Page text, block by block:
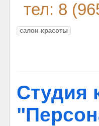
тел: 8
салон красоты
Студия